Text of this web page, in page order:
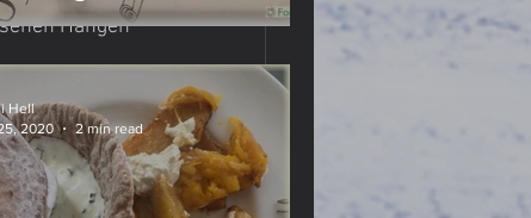
Hängen
Hell
2020
2 min read